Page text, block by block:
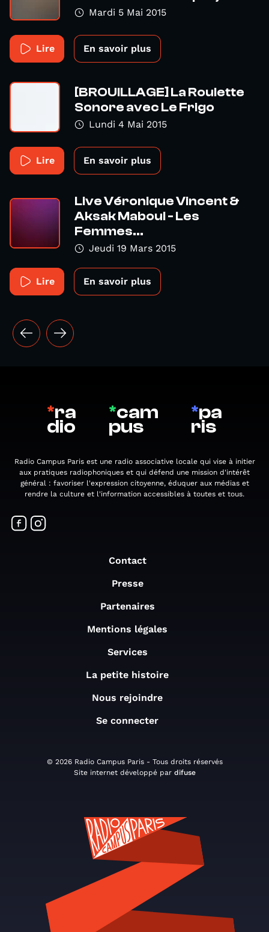
Mardi 5 Mai 2015
Lire En savoir plus
[BROUILLAGE] La Roulette
Sonore avec Le Frigo
Lundi 4 Mai 2015
Lire En savoir plus
Live Véronique Vincent &
Aksak Maboul - Les
Femmes...
Jeudi 19 Mars 2015
Lire En savoir plus
*ra
dio
*cam
pus
*pa
ris
Radio Campus Paris est une radio associative locale qui vise à initier
aux pratiques radiophoniques et qui défend une mission d'intérêt
général : favoriser l'expression citoyenne, éduquer aux médias et
rendre la culture et l'information accessibles à toutes et tous.
Contact
Presse
Partenaires
Mentions légales
Services
La petite histoire
Nous rejoindre
Se connecter
© 2026 Radio Campus Paris - Tous droits réservés
Site internet développé par difuse